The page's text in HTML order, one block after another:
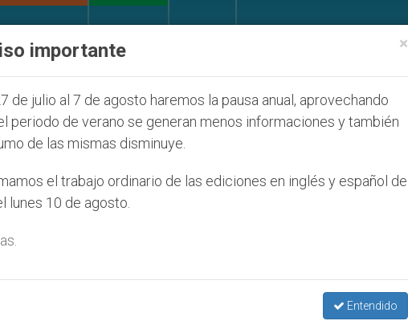
que afecta a cristianos (y no sólo) en Tierra Santa
×
importante
de julio al 7 de agosto haremos la pausa anual, aprovechando
periodo de verano se generan menos informaciones y también
de las mismas disminuye.
el trabajo ordinario de las ediciones en inglés y español de
lunes 10 de agosto.
Entendido